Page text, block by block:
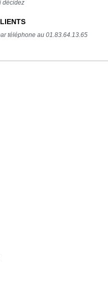
décidez
téléphone au 01.83.64.13.65